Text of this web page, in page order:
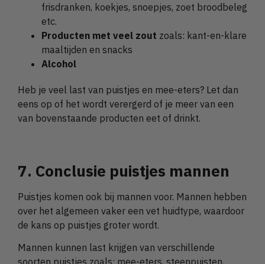
frisdranken, koekjes, snoepjes, zoet broodbeleg
etc.
Producten met veel zout zoals: kant-en-klare
maaltijden en snacks
Alcohol
Heb je veel last van puistjes en mee-eters? Let dan
eens op of het wordt verergerd of je meer van een
van bovenstaande producten eet of drinkt.
7. Conclusie puistjes mannen
Puistjes komen ook bij mannen voor. Mannen hebben
over het algemeen vaker een vet huidtype, waardoor
de kans op puistjes groter wordt.
Mannen kunnen last krijgen van verschillende